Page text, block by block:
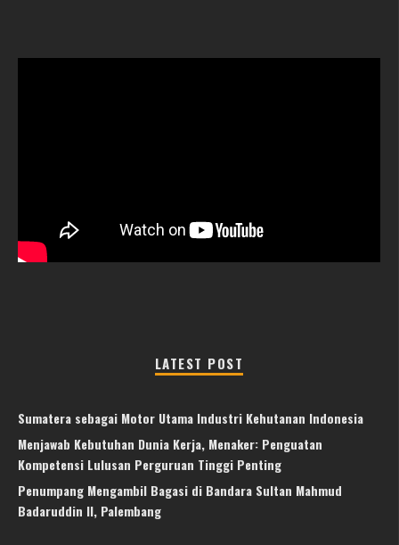
LATEST POST
Sumatera sebagai Motor Utama Industri Kehutanan Indonesia
Menjawab Kebutuhan Dunia Kerja, Menaker: Penguatan
Kompetensi Lulusan Perguruan Tinggi Penting
Penumpang Mengambil Bagasi di Bandara Sultan Mahmud
Badaruddin II, Palembang